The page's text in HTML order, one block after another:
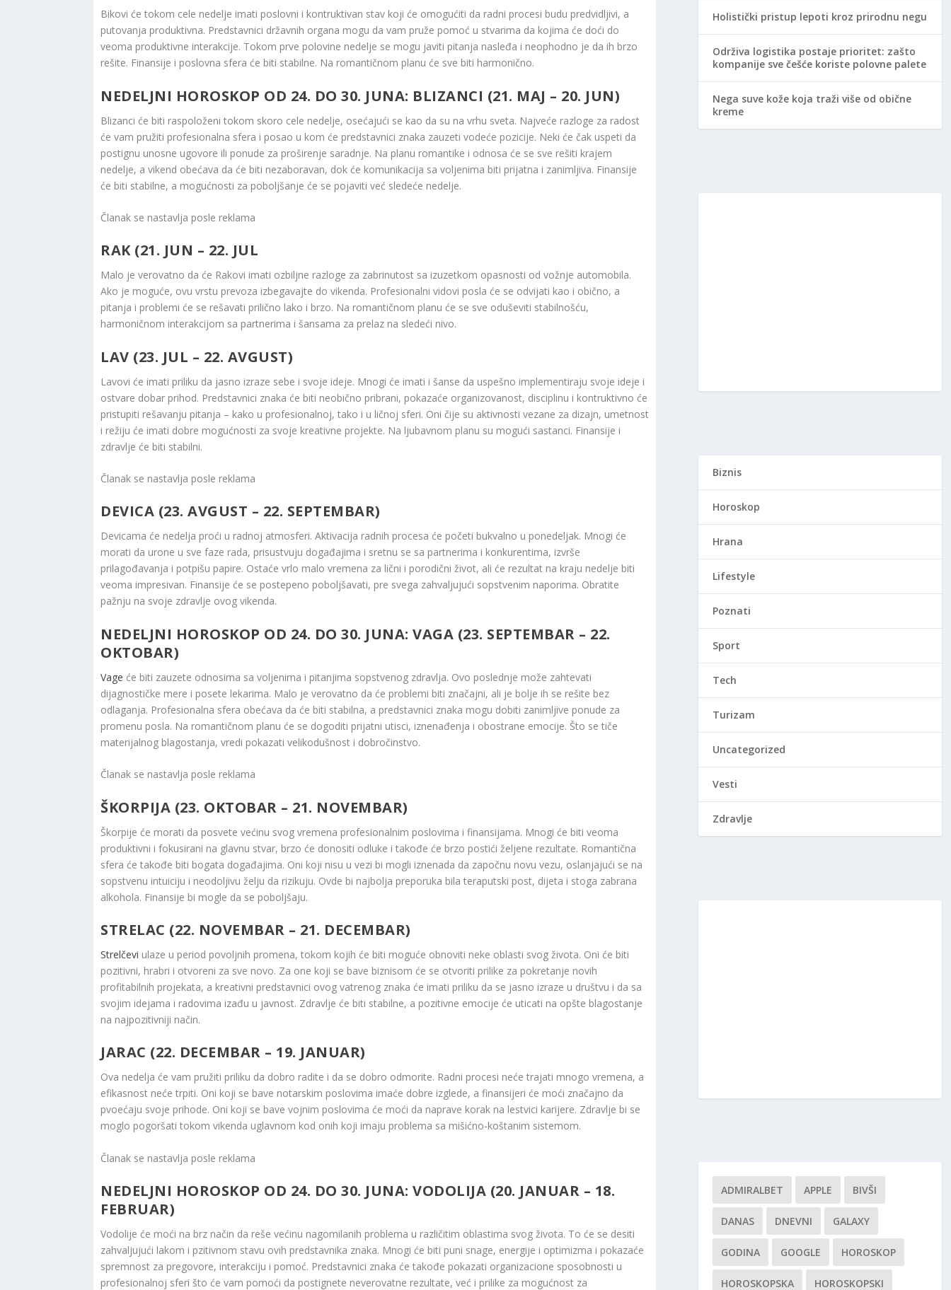
Bikovi će tokom cele nedelje imati poslovni i kontruktivan stav koji će omogućiti da radni procesi budu predvidljivi, a
putovanja produktivna. Predstavnici državnih organa mogu da vam pruže pomoć u stvarima da kojima će doći do
veoma produktivne interakcije. Tokom prve polovine nedelje se mogu javiti pitanja nasleđa i neophodno je da ih brzo
rešite. Finansije i poslovna sfera će biti stabilne. Na romantičnom planu će sve biti harmonično.
NEDELJNI HOROSKOP OD 24. DO 30. JUNA: BLIZANCI (21. MAJ – 20. JUN)
Blizanci će biti raspoloženi tokom skoro cele nedelje, osećajući se kao da su na vrhu sveta. Najveće razloge za radost
će vam pružiti profesionalna sfera i posao u kom će predstavnici znaka zauzeti vodeće pozicije. Neki će čak uspeti da
postignu unosne ugovore ili ponude za proširenje saradnje. Na planu romantike i odnosa će se sve rešiti krajem
nedelje, a vikend obećava da će biti nezaboravan, dok će komunikacija sa voljenima biti prijatna i zanimljiva. Finansije
će biti stabilne, a mogućnosti za poboljšanje će se pojaviti već sledeće nedelje.
Članak se nastavlja posle reklama
RAK (21. JUN – 22. JUL
Malo je verovatno da će Rakovi imati ozbiljne razloge za zabrinutost sa izuzetkom opasnosti od vožnje automobila.
Ako je moguće, ovu vrstu prevoza izbegavajte do vikenda. Profesionalni vidovi posla će se odvijati kao i obično, a
pitanja i problemi će se rešavati prilično lako i brzo. Na romantičnom planu će se sve oduševiti stabilnošću,
harmoničnom interakcijom sa partnerima i šansama za prelaz na sledeći nivo.
LAV (23. JUL – 22. AVGUST)
Lavovi će imati priliku da jasno izraze sebe i svoje ideje. Mnogi će imati i šanse da uspešno implementiraju svoje ideje i
ostvare dobar prihod. Predstavnici znaka će biti neobično pribrani, pokazaće organizovanost, disciplinu i kontruktivno će
pristupiti rešavanju pitanja – kako u profesionalnoj, tako i u ličnoj sferi. Oni čije su aktivnosti vezane za dizajn, umetnost
i režiju će imati dobre mogućnosti za svoje kreativne projekte. Na ljubavnom planu su mogući sastanci. Finansije i
zdravlje će biti stabilni.
Članak se nastavlja posle reklama
DEVICA (23. AVGUST – 22. SEPTEMBAR)
Devicama će nedelja proći u radnoj atmosferi. Aktivacija radnih procesa će početi bukvalno u ponedeljak. Mnogi će
morati da urone u sve faze rada, prisustvuju događajima i sretnu se sa partnerima i konkurentima, izvrše
prilagođavanja i potpišu papire. Ostaće vrlo malo vremena za lični i porodični život, ali će rezultat na kraju nedelje biti
veoma impresivan. Finansije će se postepeno poboljšavati, pre svega zahvaljujući sopstvenim naporima. Obratite
pažnju na svoje zdravlje ovog vikenda.
NEDELJNI HOROSKOP OD 24. DO 30. JUNA: VAGA (23. SEPTEMBAR – 22.
OKTOBAR)
Vage će biti zauzete odnosima sa voljenima i pitanjima sopstvenog zdravlja. Ovo poslednje može zahtevati
dijagnostičke mere i posete lekarima. Malo je verovatno da će problemi biti značajni, ali je bolje ih se rešite bez
odlaganja. Profesionalna sfera obećava da će biti stabilna, a predstavnici znaka mogu dobiti zanimljive ponude za
promenu posla. Na romantičnom planu će se dogoditi prijatni utisci, iznenađenja i obostrane emocije. Što se tiče
materijalnog blagostanja, vredi pokazati velikodušnost i dobročinstvo.
Članak se nastavlja posle reklama
ŠKORPIJA (23. OKTOBAR – 21. NOVEMBAR)
Škorpije će morati da posvete većinu svog vremena profesionalnim poslovima i finansijama. Mnogi će biti veoma
produktivni i fokusirani na glavnu stvar, brzo će donositi odluke i takođe će brzo postići željene rezultate. Romantična
sfera će takođe biti bogata događajima. Oni koji nisu u vezi bi mogli iznenada da započnu novu vezu, oslanjajući se na
sopstvenu intuiciju i neodoljivu želju da rizikuju. Ovde bi najbolja preporuka bila teraputski post, dijeta i stoga zabrana
alkohola. Finansije bi mogle da se poboljšaju.
STRELAC (22. NOVEMBAR – 21. DECEMBAR)
Strelčevi ulaze u period povoljnih promena, tokom kojih će biti moguće obnoviti neke oblasti svog života. Oni će biti
pozitivni, hrabri i otvoreni za sve novo. Za one koji se bave biznisom će se otvoriti prilike za pokretanje novih
profitabilnih projekata, a kreativni predstavnici ovog vatrenog znaka će imati priliku da se jasno izraze u društvu i da sa
svojim idejama i radovima izađu u javnost. Zdravlje će biti stabilne, a pozitivne emocije će uticati na opšte blagostanje
na najpozitivniji način.
JARAC (22. DECEMBAR – 19. JANUAR)
Ova nedelja će vam pružiti priliku da dobro radite i da se dobro odmorite. Radni procesi neće trajati mnogo vremena, a
efikasnost neće trpiti. Oni koji se bave notarskim poslovima imaće dobre izglede, a finansijeri će moći značajno da
pvoećaju svoje prihode. Oni koji se bave vojnim poslovima će moći da naprave korak na lestvici karijere. Zdravlje bi se
moglo pogoršati tokom vikenda uglavnom kod onih koji imaju problema sa mišićno-koštanim sistemom.
Članak se nastavlja posle reklama
NEDELJNI HOROSKOP OD 24. DO 30. JUNA: VODOLIJA (20. JANUAR – 18.
FEBRUAR)
Vodolije će moći na brz način da reše većinu nagomilanih problema u različitim oblastima svog života. To će se desiti
zahvaljujući lakom i pzitivnom stavu ovih predstavnika znaka. Mnogi će biti puni snage, energije i optimizma i pokazaće
spremnost za pregovore, interakciju i pomoć. Predstavnici znaka će takođe pokazati organizacione sposobnosti u
profesionalnoj sferi što će vam pomoći da postignete neverovatne rezultate, već i prilike za mogućnost za
Holistički pristup lepoti kroz prirodnu negu
Održiva logistika postaje prioritet: zašto
kompanije sve češće koriste polovne palete
Nega suve kože koja traži više od obične
kreme
Biznis
Horoskop
Hrana
Lifestyle
Poznati
Sport
Tech
Turizam
Uncategorized
Vesti
Zdravlje
ADMIRALBET APPLE BIVŠI
DANAS DNEVNI GALAXY
GODINA GOOGLE HOROSKOP
HOROSKOPSKA HOROSKOPSKI